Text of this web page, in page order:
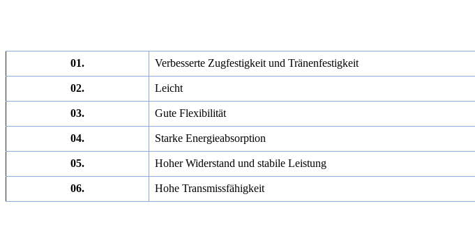
01. Verbesserte Zugfestigkeit und Tränenfestigkeit
02. Leicht
03. Gute Flexibilität
04. Starke Energieabsorption
05. Hoher Widerstand und stabile Leistung
06. Hohe Transmissfähigkeit